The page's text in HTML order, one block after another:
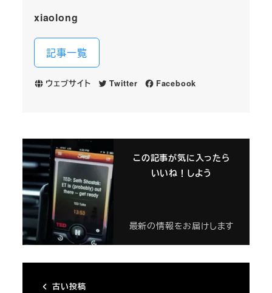
xiaolong
記事一覧
ウェブサイト Twitter Facebook
この記事が気に入ったら
いいね！しよう
最新の情報をお届けします
古い投稿